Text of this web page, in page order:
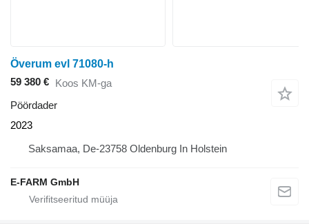
Överum evl 71080-h
59 380 € Koos KM-ga
Pöördader
2023
Saksamaa, De-23758 Oldenburg In Holstein
E-FARM GmbH